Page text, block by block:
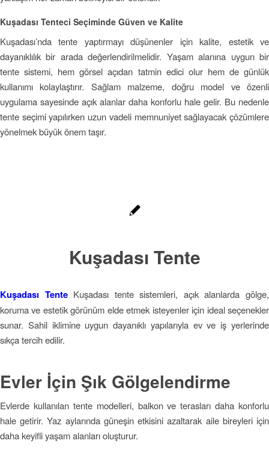
Kuşadası Tenteci Seçiminde Güven ve Kalite
Kuşadası’nda tente yaptırmayı düşünenler için kalite, estetik ve
dayanıklılık bir arada değerlendirilmelidir. Yaşam alanına uygun bir
tente sistemi, hem görsel açıdan tatmin edici olur hem de günlük
kullanımı kolaylaştırır. Sağlam malzeme, doğru model ve özenli
uygulama sayesinde açık alanlar daha konforlu hale gelir. Bu nedenle
tente seçimi yapılırken uzun vadeli memnuniyet sağlayacak çözümlere
yönelmek büyük önem taşır.
Kuşadası Tente
Kuşadası Tente Kuşadası tente sistemleri, açık alanlarda gölge,
koruma ve estetik görünüm elde etmek isteyenler için ideal seçenekler
sunar. Sahil iklimine uygun dayanıklı yapılarıyla ev ve iş yerlerinde
sıkça tercih edilir.
Evler İçin Şık Gölgelendirme
Evlerde kullanılan tente modelleri, balkon ve terasları daha konforlu
hale getirir. Yaz aylarında güneşin etkisini azaltarak aile bireyleri için
daha keyifli yaşam alanları oluşturur.